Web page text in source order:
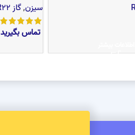
سیزن,گاز R22
تماس بگیرید